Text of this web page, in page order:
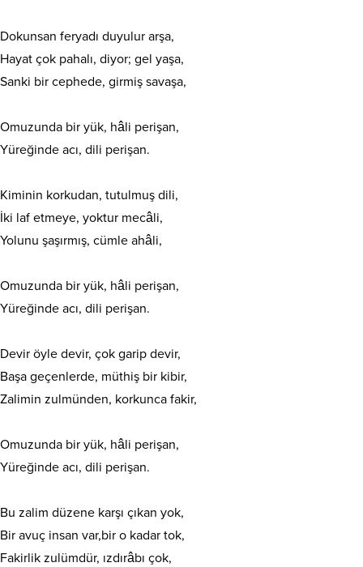
Dokunsan feryadı duyulur arşa,
Hayat çok pahalı, diyor; gel yaşa,
Sanki bir cephede, girmiş savaşa,
Omuzunda bir yük, hâli perişan,
Yüreğinde acı, dili perişan.
Kiminin korkudan, tutulmuş dili,
İki laf etmeye, yoktur mecâli,
Yolunu şaşırmış, cümle ahâli,
Omuzunda bir yük, hâli perişan,
Yüreğinde acı, dili perişan.
Devir öyle devir, çok garip devir,
Başa geçenlerde, müthiş bir kibir,
Zalimin zulmünden, korkunca fakir,
Omuzunda bir yük, hâli perişan,
Yüreğinde acı, dili perişan.
Bu zalim düzene karşı çıkan yok,
Bir avuç insan var,bir o kadar tok,
Fakirlik zulümdür, ızdırâbı çok,